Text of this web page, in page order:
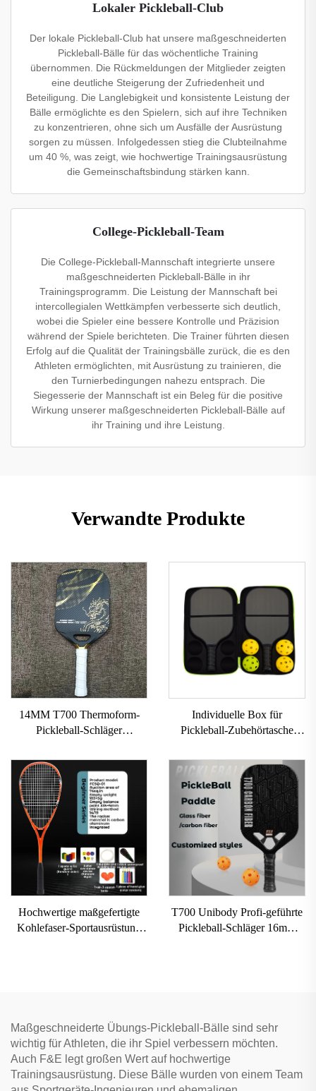
Lokaler Pickleball-Club
Der lokale Pickleball-Club hat unsere maßgeschneiderten
Pickleball-Bälle für das wöchentliche Training
übernommen. Die Rückmeldungen der Mitglieder zeigten
eine deutliche Steigerung der Zufriedenheit und
Beteiligung. Die Langlebigkeit und konsistente Leistung der
Bälle ermöglichte es den Spielern, sich auf ihre Techniken
zu konzentrieren, ohne sich um Ausfälle der Ausrüstung
sorgen zu müssen. Infolgedessen stieg die Clubteilnahme
um 40 %, was zeigt, wie hochwertige Trainingsausrüstung
die Gemeinschaftsbindung stärken kann.
College-Pickleball-Team
Die College-Pickleball-Mannschaft integrierte unsere
maßgeschneiderten Pickleball-Bälle in ihr
Trainingsprogramm. Die Leistung der Mannschaft bei
intercollegialen Wettkämpfen verbesserte sich deutlich,
wobei die Spieler eine bessere Kontrolle und Präzision
während der Spiele berichteten. Die Trainer führten diesen
Erfolg auf die Qualität der Trainingsbälle zurück, die es den
Athleten ermöglichten, mit Ausrüstung zu trainieren, die
den Turnierbedingungen nahezu entsprach. Die
Siegesserie der Mannschaft ist ein Beleg für die positive
Wirkung unserer maßgeschneiderten Pickleball-Bälle auf
ihr Training und ihre Leistung.
Verwandte Produkte
14MM T700 Thermoform-
Pickleball-Schläger
Pickleball-Schläger mit
grobem Profil USAPA-
zertifizierter Pickleball-
Schläger
Individuelle Box für
Pickleball-Zubehörtasche
Hartschale
Hochwertige maßgefertigte
Kohlefaser-Sportausrüstung
T700 Unibody Profi-geführte
Pickleball-Schläger 16mm
Maßgeschneiderte Übungs-Pickleball-Bälle sind sehr
wichtig für Athleten, die ihr Spiel verbessern möchten.
Auch F&E legt großen Wert auf hochwertige
Trainingsausrüstung. Diese Bälle wurden von einem Team